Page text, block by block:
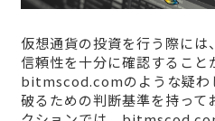
仮想通貨の投資を行う際には
信頼性を十分に確認すること
bitmscod.comのような疑わ
破るための判断基準を持って